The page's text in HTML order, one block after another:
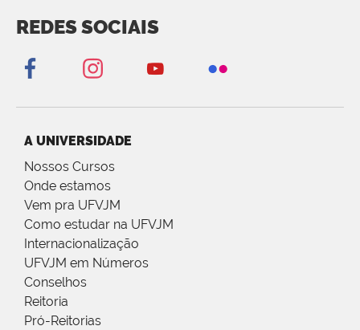
REDES SOCIAIS
A UNIVERSIDADE
Nossos Cursos
Onde estamos
Vem pra UFVJM
Como estudar na UFVJM
Internacionalização
UFVJM em Números
Conselhos
Reitoria
Pró-Reitorias